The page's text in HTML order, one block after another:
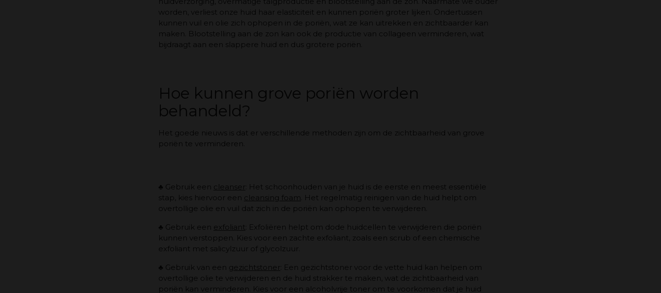
worden, verliest onze huid haar elasticiteit en kunnen poriën groter lijken. Ondertussen
kunnen vuil en olie zich ophopen in de poriën, wat ze kan uitrekken en zichtbaarder kan
maken. Blootstelling aan de zon kan ook de productie van collageen verminderen, wat
bijdraagt aan een slappere huid en dus grotere poriën.
Hoe kunnen grove poriën worden
behandeld?
Het goede nieuws is dat er verschillende methoden zijn om de zichtbaarheid van grove
poriën te verminderen.
♣ Gebruik een cleanser
: Het schoonhouden van je huid is de eerste en meest essentiële
stap, kies hiervoor een cleansing foam . Het regelmatig reinigen van de huid helpt om
overtollige olie en vuil dat zich in de poriën kan ophopen te verwijderen.
♣ Gebruik een exfoliant : Exfoliëren helpt om dode huidcellen te verwijderen die poriën
kunnen verstoppen. Kies voor een zachte exfoliant, zoals een scrub of een chemische
exfoliant met salicylzuur of glycolzuur.
♣ Gebruik van een gezichtstoner
: Een gezichtstoner voor de vette huid kan helpen om
overtollige olie te verwijderen en de huid strakker te maken, wat de zichtbaarheid van
poriën kan verminderen. Kies voor een alcoholvrije toner om te voorkomen dat je huid